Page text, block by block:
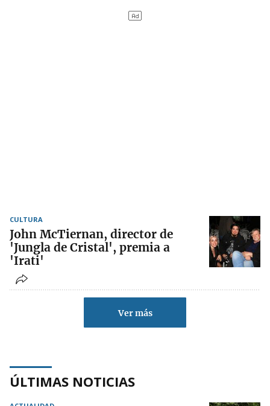
CULTURA
John McTiernan, director de
'Jungla de Cristal', premia a
'Irati'
Ver más
ÚLTIMAS NOTICIAS